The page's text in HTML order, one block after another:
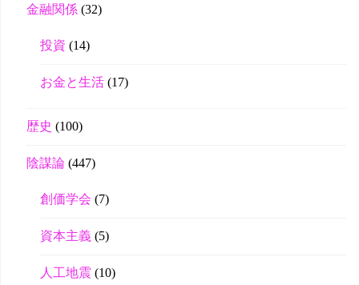
金融関係 (32)
投資 (14)
お金と生活(17)
歴史 (100)
陰謀論 (447)
創価学会 (7)
資本主義(5)
人工地震 (10)